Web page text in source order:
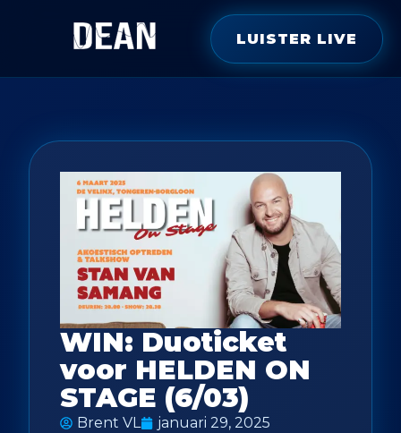
LUISTER LIVE
WIN: Duoticket
voor HELDEN ON
STAGE (6/03)
Brent VL
januari 29, 2025